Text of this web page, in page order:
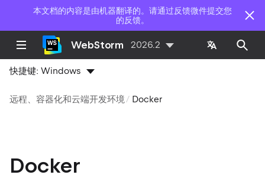
本文档的内容是由机器翻译的。请通过反馈微件提交您
的反馈。
WebStorm 2026.2
快捷键:Windows
远程、容器化和云端开发环境 Docker
Docker